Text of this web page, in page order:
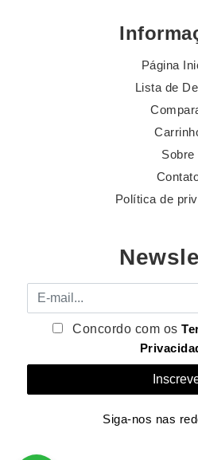
Página
Lista de
Sobre
Política de
E-mail
Concordo com os
Siga-nos nas